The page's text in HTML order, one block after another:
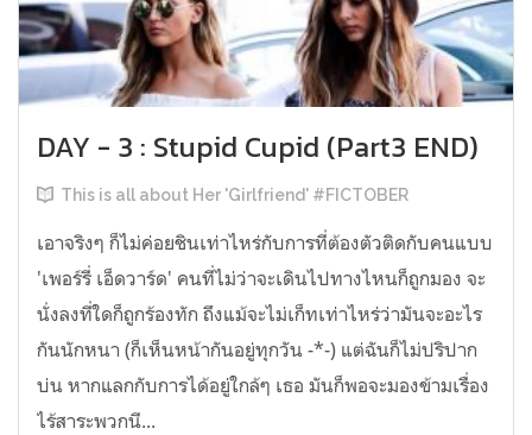
DAY - 3 : Stupid Cupid (Part3 END)
This is all about Her 'Girlfriend' #FICTOBER
เอาจริงๆ ก็ไม่ค่อยชินเท่าไหร่กับการที่ต้องตัวติดกับคนแบบ
'เพอร์รี่ เอ็ดวาร์ด' คนที่ไม่ว่าจะเดินไปทางไหนก็ถูกมอง จะ
นั่งลงที่ใดก็ถูกร้องทัก ถึงแม้จะไม่เก็ทเท่าไหร่ว่ามันจะอะไร
กันนักหนา (ก็เห็นหน้ากันอยู่ทุกวัน -*-) แต่ฉันก็ไม่ปริปาก
บ่น หากแลกกับการได้อยู่ใกล้ๆ เธอ มันก็พอจะมองข้ามเรื่อง
ไร้สาระพวกนี...